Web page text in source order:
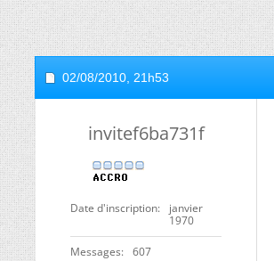
02/08/2010, 21h53
invitef6ba731f
Date d'inscription
janvier
1970
Messages 607